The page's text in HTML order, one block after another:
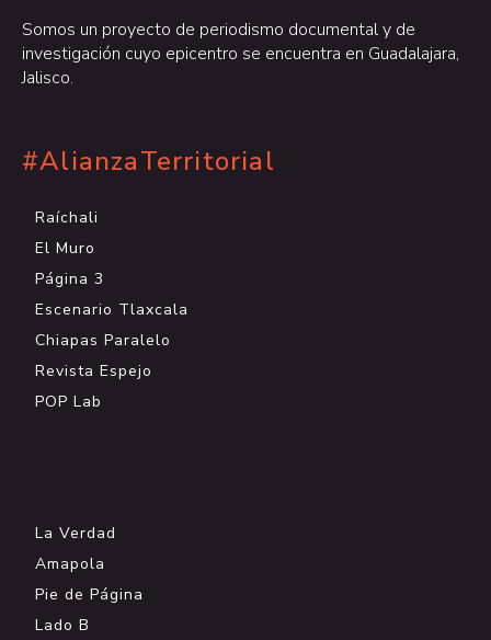
Somos un proyecto de periodismo documental y de
investigación cuyo epicentro se encuentra en Guadalajara,
Jalisco.
#AlianzaTerritorial
Raíchali
El Muro
Página 3
Escenario Tlaxcala
Chiapas Paralelo
Revista Espejo
POP Lab
La Verdad
Amapola
Pie de Página
Lado B